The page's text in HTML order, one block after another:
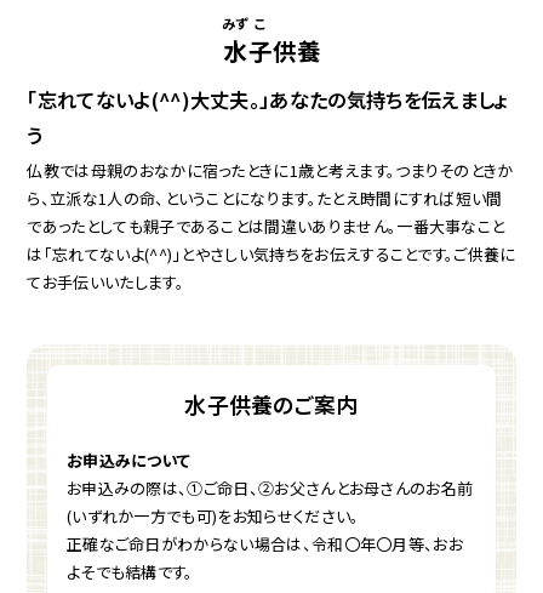
水
みず
子
こ
供養
「忘れてないよ(^^)大丈夫。」あなたの気持ちを伝えましょ
う
仏教では母親のおなかに宿ったときに1歳と考えます。つまりそのときか
ら、立派な1人の命、ということになります。たとえ時間にすれば短い間
であったとしても親子であることは間違いありません。一番大事なこと
は「忘れてないよ(^^)」とやさしい気持ちをお伝えすることです。ご供養に
てお手伝いいたします。
水子供養のご案内
お申込みについて
お申込みの際は、①ご命日、②お父さんとお母さんのお名前
(いずれか一方でも可)をお知らせください。
正確なご命日がわからない場合は、令和〇年〇月等、おお
よそでも結構です。